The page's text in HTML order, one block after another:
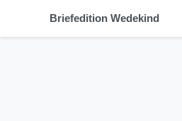
Briefedition Wedekind